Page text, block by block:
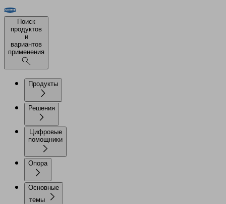
Поиск
продуктов
и
вариантов
применения
Продукты
Решения
Цифровые
помощники
Опора
Основные
темы